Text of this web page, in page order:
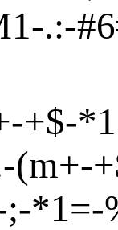
-.:-
-+$-
-(m+-
;-*1=-